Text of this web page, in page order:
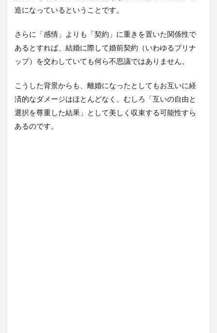
造になっているということです。
さらに「感情」よりも「契約」に重きを置いた関係性で
あるとすれば、結婚に際して婚前契約（いわゆるプリナ
ップ）を交わしていても何ら不思議ではありません。
こうした背景からも、離婚になったとしてもお互いに経
済的なダメージはほとんどなく、むしろ「互いの自由と
選択を尊重した結果」として美しく収束する可能性すら
あるのです。